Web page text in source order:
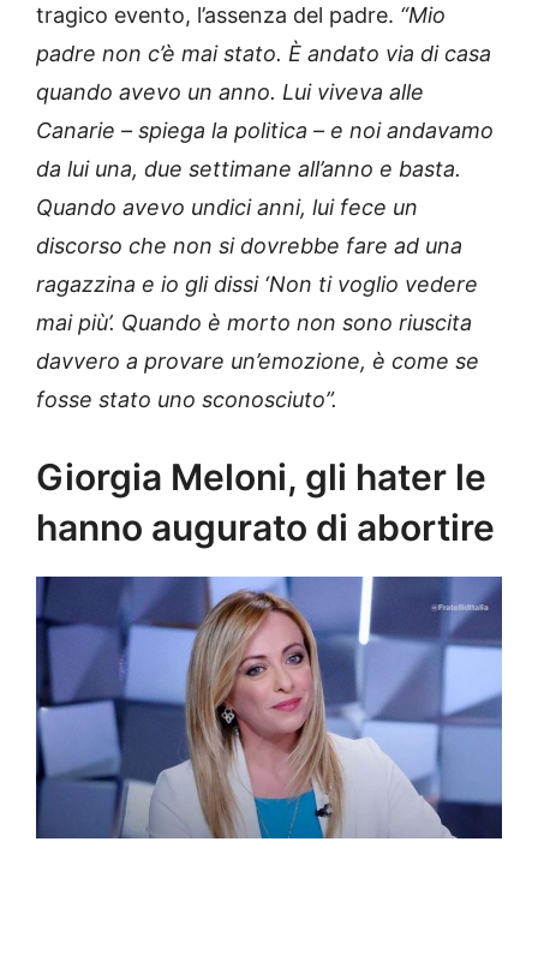
tragico evento, l’assenza del padre. “Mio
padre non c’è mai stato. È andato via di casa
quando avevo un anno. Lui viveva alle
Canarie – spiega la politica – e noi andavamo
da lui una, due settimane all’anno e basta.
Quando avevo undici anni, lui fece un
discorso che non si dovrebbe fare ad una
ragazzina e io gli dissi ‘Non ti voglio vedere
mai più’. Quando è morto non sono riuscita
davvero a provare un’emozione, è come se
fosse stato uno sconosciuto”.
Giorgia Meloni, gli hater le
hanno augurato di abortire